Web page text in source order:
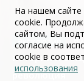
истории и
революция
На нашем
cookie.
сайтом, Вы
согласие на
cookie в
использования